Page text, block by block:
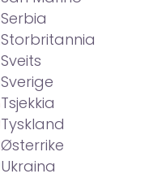
Serbia
Storbritannia
Sveits
Sverige
Tsjekkia
Tyskland
Østerrike
Ukraina